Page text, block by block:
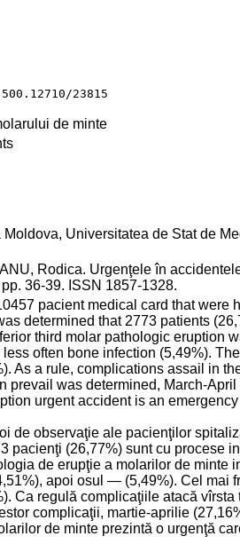
23815
de minte
Universitatea de Stat de
Rodica. Urgenţele în
36-39. ISSN 1857-1328.
pacient medical card that were
determined that 2773 patients
third molar pathologic eruption
often bone infection (5,49%).
As a rule, complications assail in
prevail was determined, March-
urgent accident is an
de observaţie ale pacienţilor
(26,77%) sunt cu procese
de erupţie a molarilor de minte
apoi osul — (5,49%). Cel mai
Ca regulă complicaţiile atacă
complicaţii, martie-aprilie
de minte prezintă o urgenţă